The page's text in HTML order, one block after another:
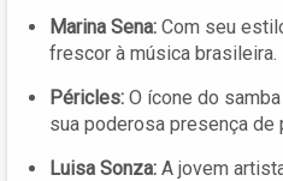
Marina Sena: Com seu
frescor à música brasileira.
Péricles: O ícone do
sua poderosa presença de
Luisa Sonza: A jovem